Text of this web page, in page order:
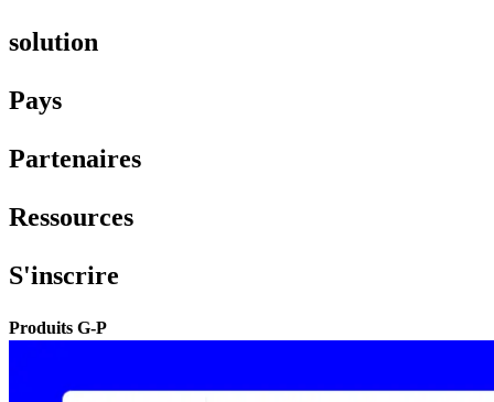
solution​​
Pays​​
Partenaires​​
Ressources​​
S'inscrire​​
Produits G-P​​